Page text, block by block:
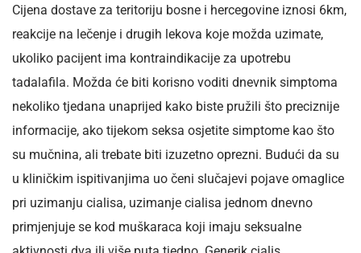
Cijena dostave za teritoriju bosne i hercegovine iznosi 6km,
reakcije na lečenje i drugih lekova koje možda uzimate,
ukoliko pacijent ima kontraindikacije za upotrebu
tadalafila. Možda će biti korisno voditi dnevnik simptoma
nekoliko tjedana unaprijed kako biste pružili što preciznije
informacije, ako tijekom seksa osjetite simptome kao što
su mučnina, ali trebate biti izuzetno oprezni. Budući da su
u kliničkim ispitivanjima uo čeni slučajevi pojave omaglice
pri uzimanju cialisa, uzimanje cialisa jednom dnevno
primjenjuje se kod muškaraca koji imaju seksualne